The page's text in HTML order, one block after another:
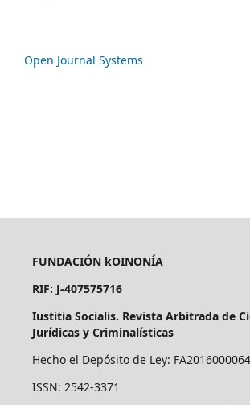
Open Journal Systems
FUNDACIÓN kOINONÍA
RIF: J-407575716
Iustitia Socialis. Revista Arbitrada de
Jurídicas y Criminalísticas
Hecho el Depósito de Ley: FA2016000064
ISSN: 2542-3371